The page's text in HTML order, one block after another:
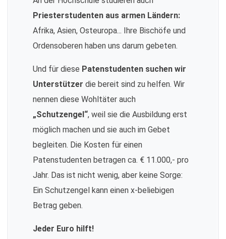
Priesterstudenten aus armen Ländern:
Afrika, Asien, Osteuropa... Ihre Bischöfe und
Ordensoberen haben uns darum gebeten.
Und für diese Patenstudenten suchen wir
Unterstützer die bereit sind zu helfen. Wir
nennen diese Wohltäter auch
„Schutzengel“, weil sie die Ausbildung erst
möglich machen und sie auch im Gebet
begleiten. Die Kosten für einen
Patenstudenten betragen ca. € 11.000,- pro
Jahr. Das ist nicht wenig, aber keine Sorge:
Ein Schutzengel kann einen x-beliebigen
Betrag geben.
Jeder Euro hilft!